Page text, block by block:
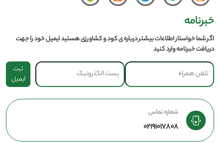
خبرنامه
اگر شما خواستار اطلاعات بیشتر درباره ی کود و کشاورزی هستید ایمیل خود را جهت
دریافت خبرنامه وارد کنید
ثبت
ایمیل
شماره تماس
02191017808